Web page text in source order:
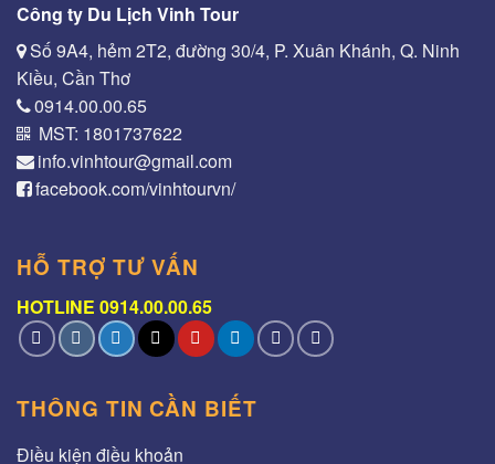
Công ty Du Lịch Vinh Tour
Số 9A4, hẻm 2T2, đường 30/4, P. Xuân Khánh, Q. Ninh
Kiều, Cần Thơ
0914.00.00.65
MST: 1801737622
info.vinhtour@gmail.com
facebook.com/vinhtourvn/
HỖ TRỢ TƯ VẤN
HOTLINE 0914.00.00.65
THÔNG TIN CẦN BIẾT
Điều kiện điều khoản